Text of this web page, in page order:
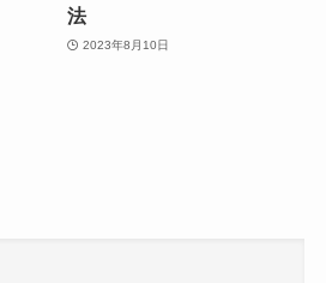
法
2023年8月10日